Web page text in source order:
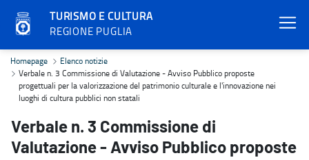
TURISMO E CULTURA
REGIONE PUGLIA
Verbale n. 3 Commissione di Valutazione - Avviso Pubblico
Homepage
Elenco notizie
Verbale n. 3 Commissione di Valutazione - Avviso Pubblico proposte
progettuali per la valorizzazione del patrimonio culturale e l'innovazione nei
luoghi di cultura pubblici non statali
Verbale n. 3 Commissione di
Valutazione - Avviso Pubblico proposte